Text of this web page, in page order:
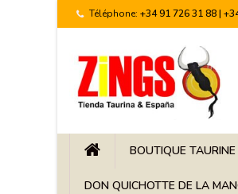
Téléphone: +34 91 726 31 88 |
BOUTIQUE TAURINE
DON QUICHOTTE DE LA